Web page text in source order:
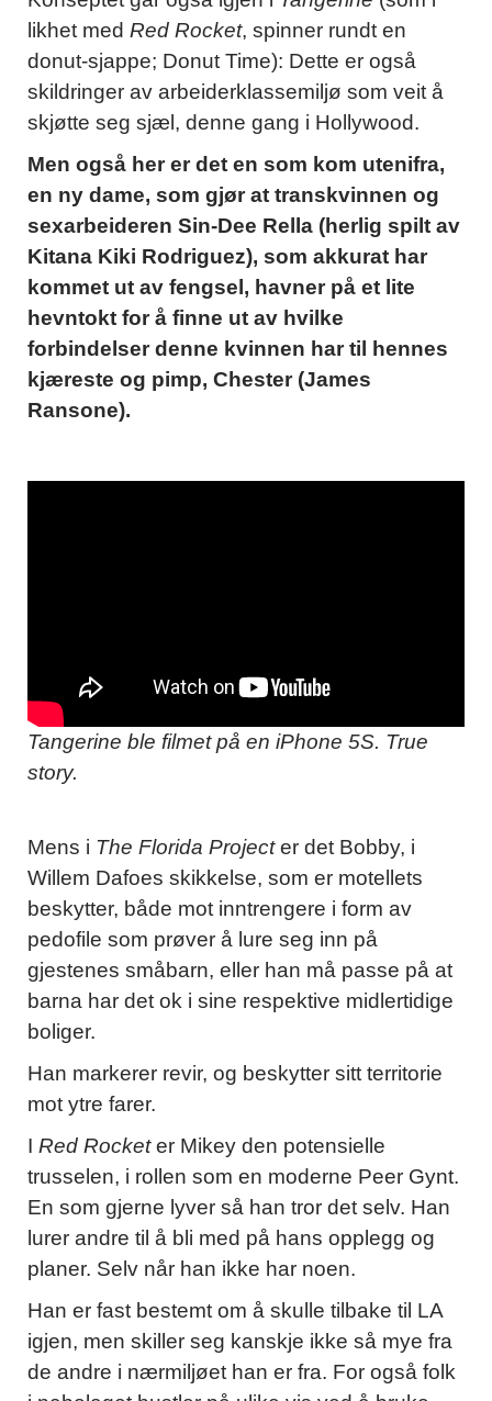
likhet med Red Rocket, spinner rundt en
donut-sjappe; Donut Time): Dette er også
skildringer av arbeiderklassemiljø som veit å
skjøtte seg sjæl, denne gang i Hollywood.
Men også her er det en som kom utenifra,
en ny dame, som gjør at transkvinnen og
sexarbeideren Sin-Dee Rella (herlig spilt av
Kitana Kiki Rodriguez), som akkurat har
kommet ut av fengsel, havner på et lite
hevntokt for å finne ut av hvilke
forbindelser denne kvinnen har til hennes
kjæreste og pimp, Chester (James
Ransone).
Tangerine ble filmet på en iPhone 5S. True
story.
Mens i The Florida Projecter det Bobby, i
Willem Dafoes skikkelse, som er motellets
beskytter, både mot inntrengere i form av
pedofile som prøver å lure seg inn på
gjestenes småbarn, eller han må passe på at
barna har det ok i sine respektive midlertidige
boliger.
Han markerer revir, og beskytter sitt territorie
mot ytre farer.
I Red Rocketer Mikey den potensielle
trusselen, i rollen som en moderne Peer Gynt.
En som gjerne lyver så han tror det selv. Han
lurer andre til å bli med på hans opplegg og
planer. Selv når han ikke har noen.
Han er fast bestemt om å skulle tilbake til LA
igjen, men skiller seg kanskje ikke så mye fra
de andre i nærmiljøet han er fra. For også folk